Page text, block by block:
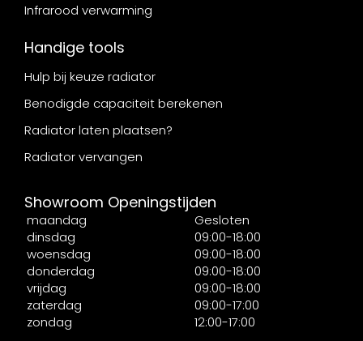
Infrarood verwarming
Handige tools
Hulp bij keuze radiator
Benodigde capaciteit berekenen
Radiator laten plaatsen?
Radiator vervangen
Showroom Openingstijden
maandag
Gesloten
dinsdag
09:00-18:00
woensdag
09:00-18:00
donderdag
09:00-18:00
vrijdag
09:00-18:00
zaterdag
09:00-17:00
zondag
12:00-17:00